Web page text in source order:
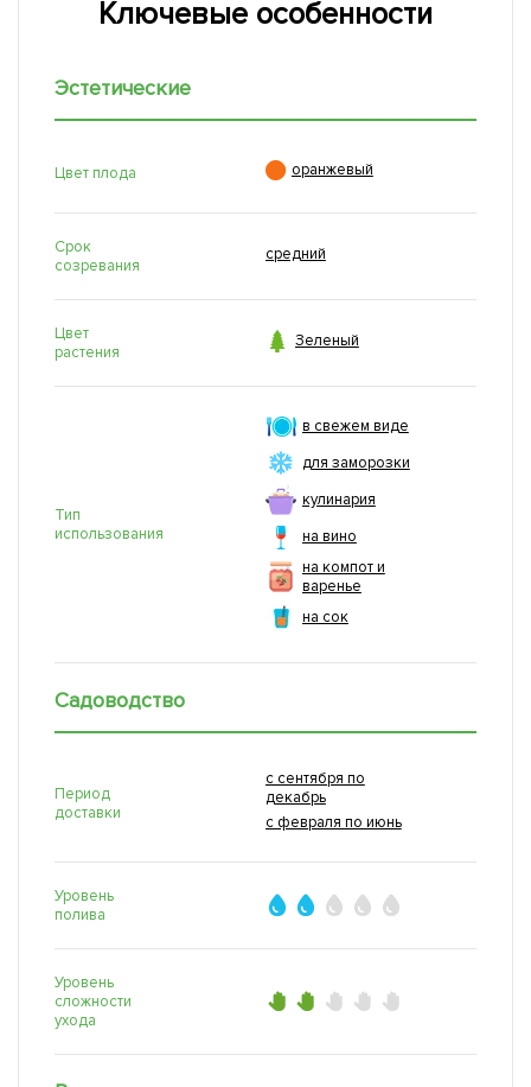
Ключевые особенности
Эстетические
Цвет плода  оранжевый
Срок
созревания
средний
Цвет
растения
 Зеленый
Тип
использования
в свежем виде
для заморозки
кулинария
на вино
на компот и
варенье
на сок
Садоводство
Период
доставки
с сентября по
декабрь
с февраля по июнь
Уровень
полива
Уровень
сложности
ухода